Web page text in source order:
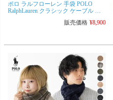
ポロ ラルフローレン 手袋 POLO
RalphLauren クラシック ケーブル グ
ス PC0713 [ネコポス可]販売価格 ¥8,900